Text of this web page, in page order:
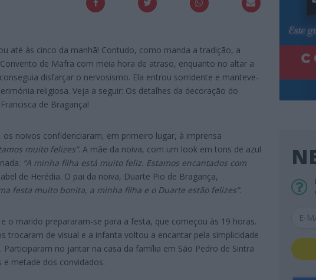
até às cinco da manhã! Contudo, como manda a tradição, a
de Mafra com meia hora de atraso, enquanto no altar a
disfarçar o nervosismo. Ela entrou sorridente e manteve-
religiosa. Veja a seguir: Os detalhes da decoração do
de Bragança!
os noivos confidenciaram, em primeiro lugar, à imprensa
muito felizes”. A mãe da noiva, com um look em tons de azul
“A minha filha está muito feliz. Estamos encantados com
de Herédia. O pai da noiva, Duarte Pio de Bragança,
festa muito bonita, a minha filha e o Duarte estão felizes”.
o marido prepararam-se para a festa, que começou às 19 horas.
trocaram de visual e a infanta voltou a encantar pela simplicidade
no jantar na casa da família em São Pedro de Sintra
metade dos convidados.